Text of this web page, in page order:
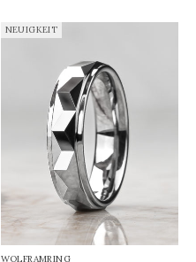
NEUIGKEIT
WOLFRAMRING